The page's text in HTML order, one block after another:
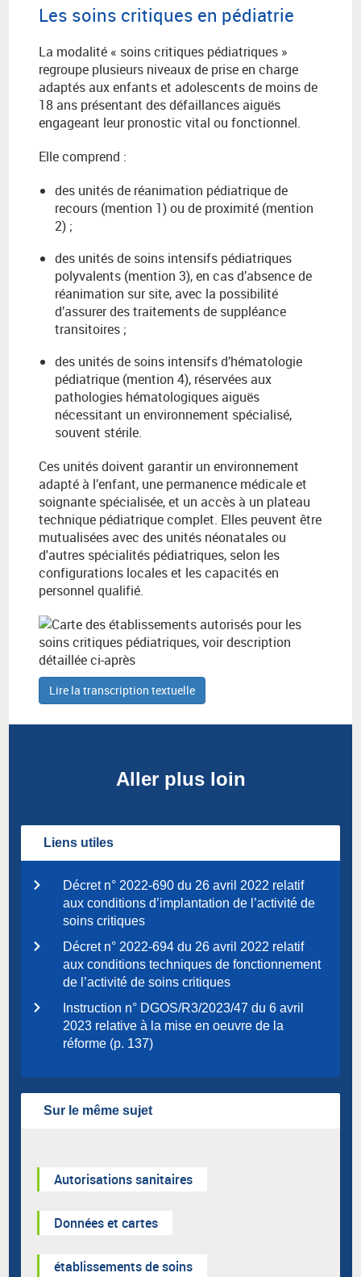
Les soins critiques en pédiatrie
La modalité « soins critiques pédiatriques »
regroupe plusieurs niveaux de prise en charge
adaptés aux enfants et adolescents de moins de
18 ans présentant des défaillances aiguës
engageant leur pronostic vital ou fonctionnel.
Elle comprend :
des unités de réanimation pédiatrique de
recours (mention 1) ou de proximité (mention
2) ;
des unités de soins intensifs pédiatriques
polyvalents (mention 3), en cas d’absence de
réanimation sur site, avec la possibilité
d’assurer des traitements de suppléance
transitoires ;
des unités de soins intensifs d’hématologie
pédiatrique (mention 4), réservées aux
pathologies hématologiques aiguës
nécessitant un environnement spécialisé,
souvent stérile.
Ces unités doivent garantir un environnement
adapté à l’enfant, une permanence médicale et
soignante spécialisée, et un accès à un plateau
technique pédiatrique complet. Elles peuvent être
mutualisées avec des unités néonatales ou
d'autres spécialités pédiatriques, selon les
configurations locales et les capacités en
personnel qualifié.
Lire la transcription textuelle
Aller plus loin
Liens utiles
Décret n° 2022-690 du 26 avril 2022 relatif
aux conditions d’implantation de l’activité de
soins critiques
Décret n° 2022-694 du 26 avril 2022 relatif
aux conditions techniques de fonctionnement
de l’activité de soins critiques
Instruction n° DGOS/R3/2023/47 du 6 avril
2023 relative à la mise en oeuvre de la
réforme (p. 137)
Sur le même sujet
Autorisations sanitaires
Données et cartes
établissements de soins